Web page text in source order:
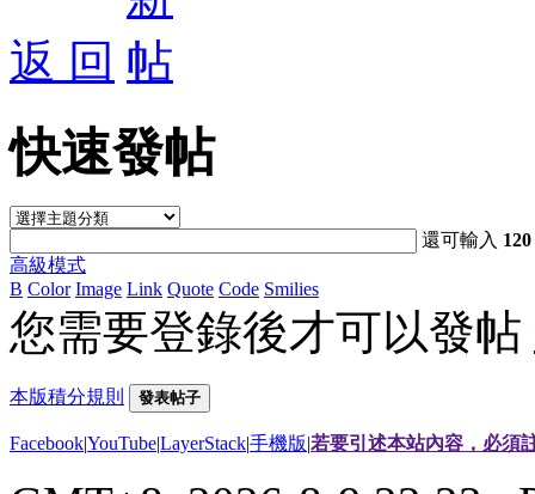
返 回
快速發帖
還可輸入 120
高級模式
B Color Image Link Quote Code Smilies
您需要登錄後才可以發帖
本版積分規則 發表帖子
Facebook|YouTube|LayerStack|手機版|若要引述本站內容，必須